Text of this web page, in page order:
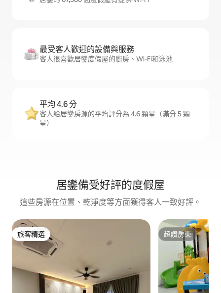
最受客人歡迎的設備與服務
客人很喜歡居鑾度假屋的廚房、Wi-Fi和泳池
平均 4.6 分
客人給居鑾房源的平均評分為 4.6 顆星（滿分 5 顆
星）
居鑾備受好評的度假屋
這些房源在位置、乾淨度等方面獲得客人一致好評。
旅客精選
旅客精選 超讚房東
超讚房東